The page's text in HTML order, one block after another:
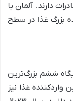
دارند. آلمان با
بزرگ غذا در سطح
دلار در جایگاه ششم بزرگ‌ترین
واردکننده غذا نیز